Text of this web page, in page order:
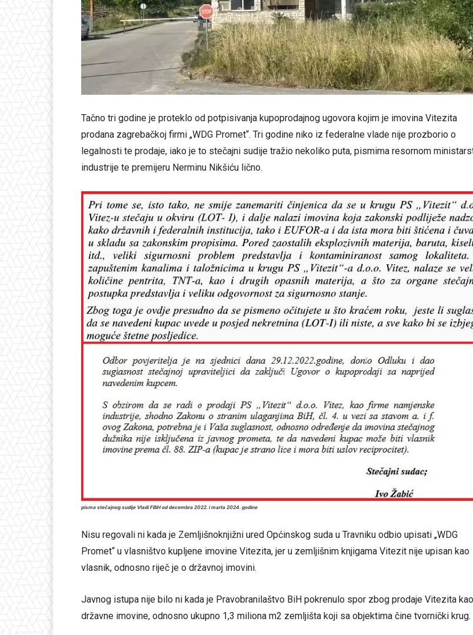
Tačno tri godine je proteklo od potpisivanja kupoprodajnog ugovora kojim je imovina Vitezita
prodana zagrebačkoj firmi „WDG Promet“. Tri godine niko iz federalne vlade nije prozborio o
legalnosti te prodaje, iako je to stečajni sudije tražio nekoliko puta, pismima resornom
industrije te premijeru Nerminu Nikšiću lično.
pisma stečajnog sudije Vladi FBiH od decembra 2022. i marta 2024. godine
Nisu regovali ni kada je Zemljišnoknjižni ured Općinskog suda u Travniku odbio upisati „WDG
Promet“ u vlasništvo kupljene imovine Vitezita, jer u zemljišnim knjigama Vitezit nije upisan kao
vlasnik, odnosno riječ je o državnoj imovini.
Javnog istupa nije bilo ni kada je Pravobranilaštvo BiH pokrenulo spor zbog prodaje Vitezita kao
državne imovine, odnosno ukupno 1,3 miliona m2 zemljišta koji sa objektima čine tvornički krug.